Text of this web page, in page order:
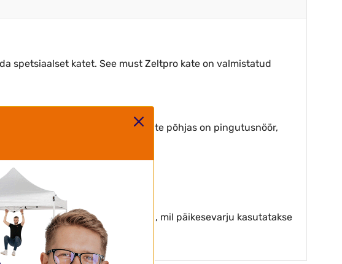
spetsiaalset katet. See must Zeltpro kate on valmistatud
PA-kattele veekindel. Katte põhjas on pingutusnöör,
kaitstud (eriti talveperioodil, mil päikesevarju kasutatakse
kui seda ei kasutata.